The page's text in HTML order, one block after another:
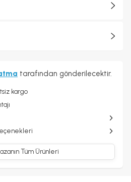
tarafından gönderilecektir.
kargo
Tüm Ürünleri